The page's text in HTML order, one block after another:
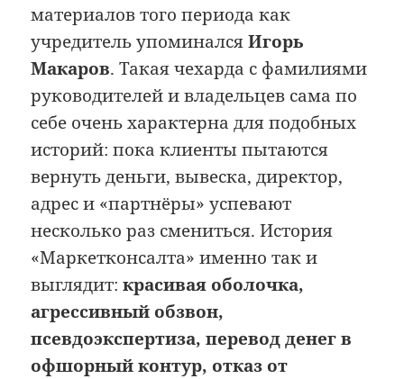
материалов того периода как
учредитель упоминалсяИгорь
Макаров. Такая чехарда с фамилиями
руководителей и владельцев сама по
себе очень характерна для подобных
историй: пока клиенты пытаются
вернуть деньги, вывеска, директор,
адрес и «партнёры» успевают
несколько раз смениться. История
«Маркетконсалта» именно так и
выглядит:красивая оболочка,
агрессивный обзвон,
псевдоэкспертиза, перевод денег в
офшорный контур, отказ от